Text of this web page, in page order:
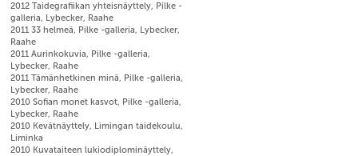
2012 Taidegrafiikan yhteisnäyttely, Pilke -
galleria, Lybecker, Raahe
2011 33 helmeä, Pilke -galleria, Lybecker,
Raahe
2011 Aurinkokuvia, Pilke -galleria,
Lybecker, Raahe
2011 Tämänhetkinen minä, Pilke -galleria,
Lybecker, Raahe
2010 Sofian monet kasvot, Pilke -galleria,
Lybecker, Raahe
2010 Kevätnäyttely, Limingan taidekoulu,
Liminka
2010 Kuvataiteen lukiodiplominäyttely,